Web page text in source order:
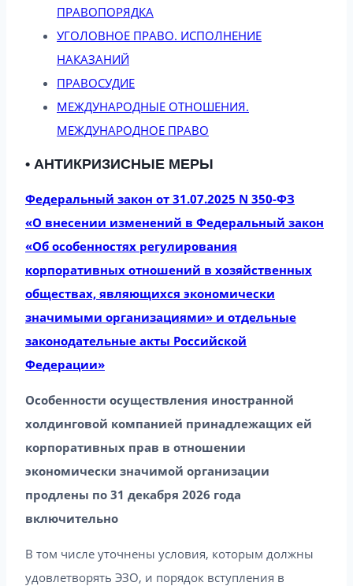
ПРАВОПОРЯДКА
УГОЛОВНОЕ ПРАВО. ИСПОЛНЕНИЕ
НАКАЗАНИЙ
ПРАВОСУДИЕ
МЕЖДУНАРОДНЫЕ ОТНОШЕНИЯ.
МЕЖДУНАРОДНОЕ ПРАВО
• АНТИКРИЗИСНЫЕ МЕРЫ
Федеральный закон от 31.07.2025 N 350-ФЗ
«О внесении изменений в Федеральный закон
«Об особенностях регулирования
корпоративных отношений в хозяйственных
обществах, являющихся экономически
значимыми организациями» и отдельные
законодательные акты Российской
Федерации»
Особенности осуществления иностранной
холдинговой компанией принадлежащих ей
корпоративных прав в отношении
экономически значимой организации
продлены по 31 декабря 2026 года
включительно
В том числе уточнены условия, которым должны
удовлетворять ЭЗО, и порядок вступления в